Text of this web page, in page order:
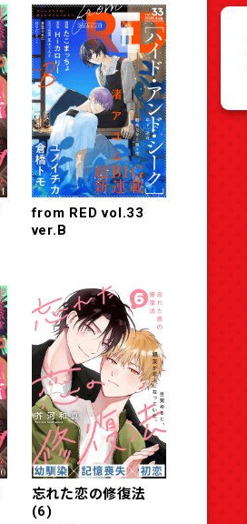
from RED vol.33
ver.B
忘れた恋の修復法
(6)